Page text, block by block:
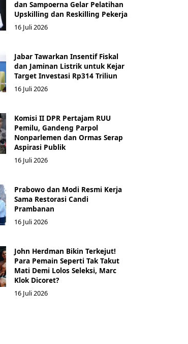
dan Sampoerna Gelar Pelatihan
Upskilling dan Reskilling Pekerja
16 Juli 2026
Jabar Tawarkan Insentif Fiskal
dan Jaminan Listrik untuk Kejar
Target Investasi Rp314 Triliun
16 Juli 2026
Komisi II DPR Pertajam RUU
Pemilu, Gandeng Parpol
Nonparlemen dan Ormas Serap
Aspirasi Publik
16 Juli 2026
Prabowo dan Modi Resmi Kerja
Sama Restorasi Candi
Prambanan
16 Juli 2026
John Herdman Bikin Terkejut!
Para Pemain Seperti Tak Takut
Mati Demi Lolos Seleksi, Marc
Klok Dicoret?
16 Juli 2026